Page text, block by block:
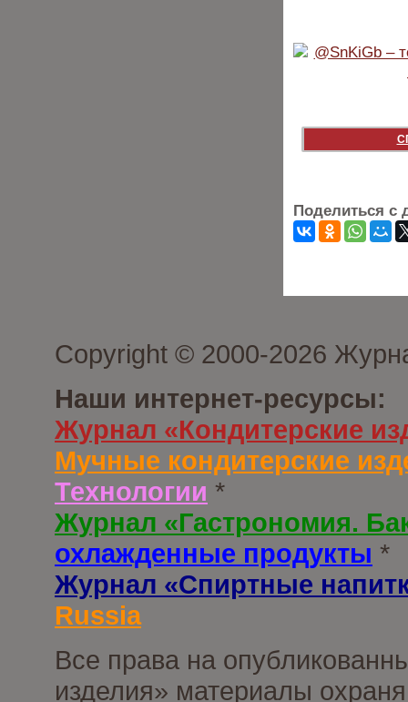
Поделиться с
Copyright © 2000-2026
Наши интернет-ресурсы:
Журнал «Кондитерские
Мучные кондитерские
Технологии *
Журнал «Гастрономия.
охлажденные продукты *
Журнал «Спиртные
Russia
Все права на
изделия» материалы